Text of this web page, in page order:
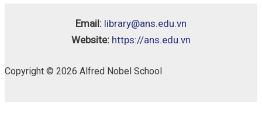
Email: library@ans.edu.vn
Website: https://ans.edu.vn
Copyright © 2026 Alfred Nobel School